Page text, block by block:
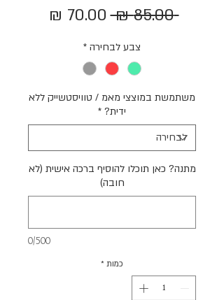
‏85.00 ‏₪
מחיר
צבע לבחירה *
משתמשת במוצצי מאמ / טוויסטשייק ללא
ידית? *
מתנה? כאן תוכלו להוסיף ברכה אישית (לא
חובה)
0/500
כמות *